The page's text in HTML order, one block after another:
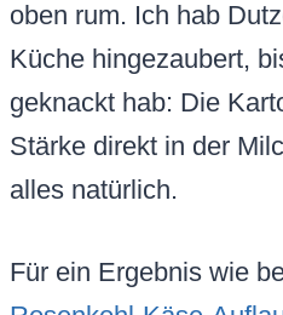
oben rum. Ich hab
Küche hingezaubert,
geknackt hab: Die
Stärke direkt in der
alles natürlich.
Für ein Ergebnis wie